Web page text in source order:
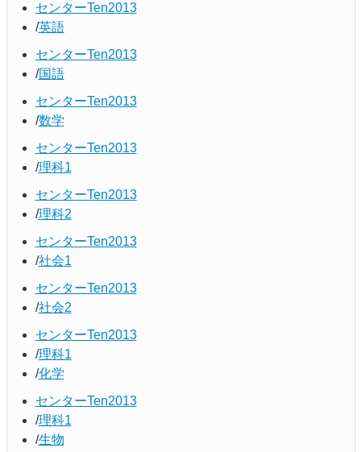
センターTen2013
英語
センターTen2013
国語
センターTen2013
数学
センターTen2013
理科1
センターTen2013
理科2
センターTen2013
社会1
センターTen2013
社会2
センターTen2013
理科1
化学
センターTen2013
理科1
生物